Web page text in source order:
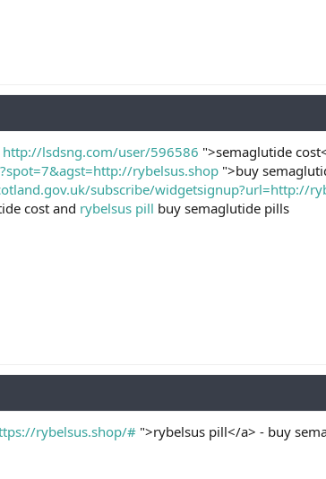
http://lsdsng.com/user/596586 ">semaglutide
rybelsus.shop ">buy
subscribe/widgetsignup?url=http://
cost and rybelsus pill buy semaglutide pills
rybelsus.shop/# ">rybelsus pill</a> - buy